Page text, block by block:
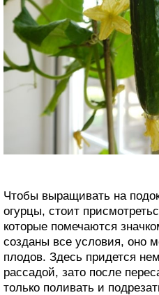
Чтобы выращивать на
огурцы, стоит
которые помечаются
созданы все условия, оно
плодов. Здесь придется
рассадой, зато после
только поливать и